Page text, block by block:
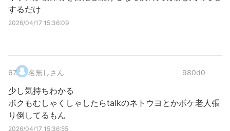
するだけ
2026/04/17 15:36:09
67. 名無しさん 980d0
少し気持ちわかる
ボクもむしゃくしゃしたらtalkのネトウヨとかボケ老人張
り倒してるもん
2026/04/17 15:36:55